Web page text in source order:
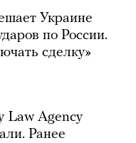
Украине
по России.
сделку»
Law Agency
Ранее